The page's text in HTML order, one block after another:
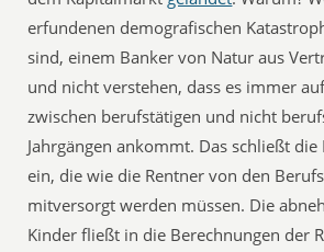
erfundenen demografischen
sind, einem Banker von Natur aus
und nicht verstehen, dass es immer
zwischen berufstätigen und nicht
Jahrgängen ankommt. Das schließt
ein, die wie die Rentner von den
mitversorgt werden müssen. Die
Kinder fließt in die Berechnungen der